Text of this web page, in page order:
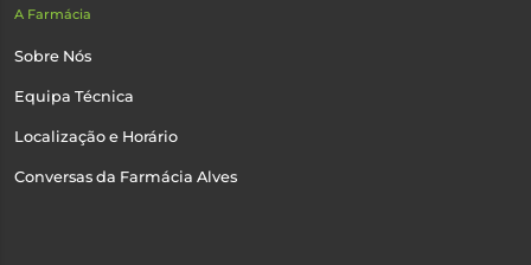
A Farmácia
Sobre Nós
Equipa Técnica
Localização e Horário
Conversas da Farmácia Alves